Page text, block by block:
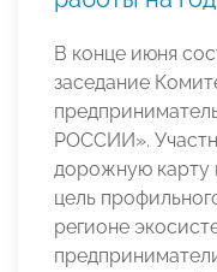
В конце июня
заседание
РОССИИ».
дорожную карту
цель
регионе